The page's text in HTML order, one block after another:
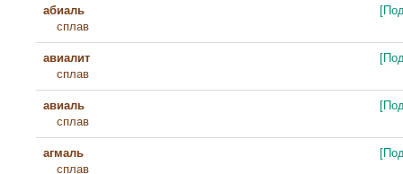
абиаль
сплав
авиалит
сплав
авиаль
сплав
агмаль
сплав